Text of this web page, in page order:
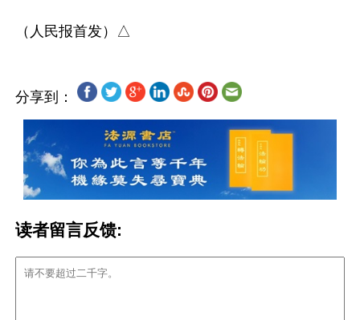
分享到：
读者留言反馈: